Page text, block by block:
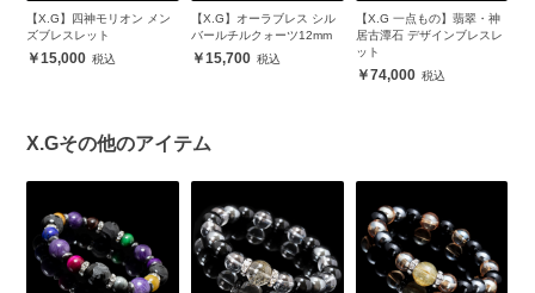
【X.G】四神モリオン メン
ズブレスレット
15,000
【X.G】オーラブレス シル
バールチルクォーツ12mm
15,700
【X.G 一点もの】翡翠・神
居古潭石 デザインブレスレ
ット
74,000
X.Gその他のアイテム